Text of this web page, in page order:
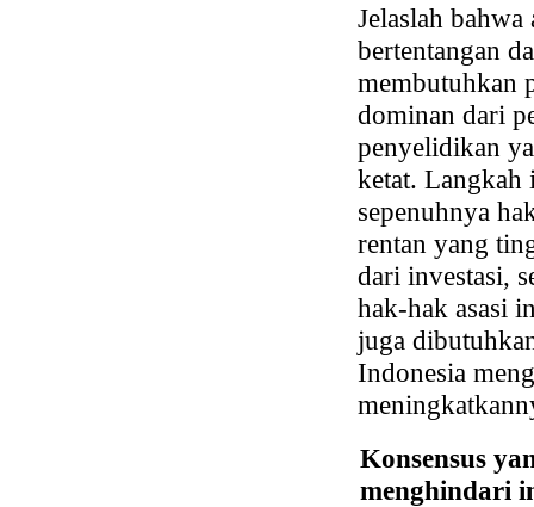
Jelaslah
bertentangan
membutuhkan
dominan dari
penyelidikan
ketat.
sepenuhnya
rentan yang
dari investasi,
hak-hak asasi
juga
Indonesia
Konsensus
menghindari